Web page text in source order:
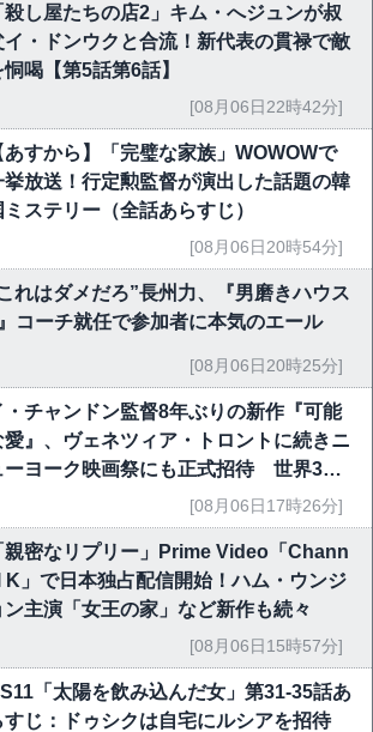
殺し屋たちの店2」キム・へジュンが叔
イ・ドンウクと合流！新代表の貫禄で敵
恫喝【第5話第6話】
[08月06日22時42分]
あすから】「完璧な家族」WOWOWで
挙放送！行定勲監督が演出した話題の韓
ミステリー（全話あらすじ）
[08月06日20時54分]
れはダメだろ”長州力、『男磨きハウス
コーチ就任で参加者に本気のエール
[08月06日20時25分]
・チャンドン監督8年ぶりの新作『可能
愛』、ヴェネツィア・トロントに続きニ
ーヨーク映画祭にも正式招待 世界3大
画祭で快挙｜Netflix映画[08月06日17時26分]
親密なリプリー」Prime Video「Chann
K」で日本独占配信開始！ハム・ウンジ
ン主演「女王の家」など新作も続々
[08月06日15時57分]
「太陽を飲み込んだ女」第31-35話あ
すじ：ドゥシクは自宅にルシアを招待